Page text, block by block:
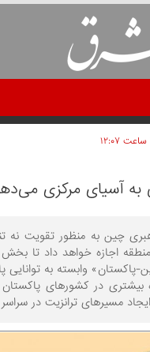
آسیای مرکزی
چین به منظور تقویت نه
اجازه خواهد داد تا
پاکستان» وابسته به
بیشتری در کشورهای
مسیرهای ترانزیت در